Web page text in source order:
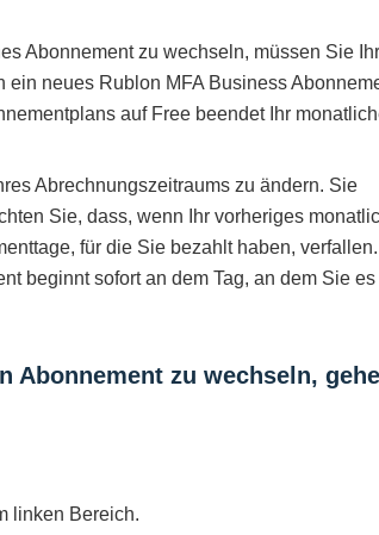
Abonnement zu wechseln, müssen Sie
neues Rublon MFA Business
auf Free beendet Ihr
Abrechnungszeitraums zu ändern. Sie
Sie, dass, wenn Ihr vorheriges
für die Sie bezahlt haben,
beginnt sofort an dem Tag, an dem Sie es
Abonnement zu wechseln,
linken Bereich.